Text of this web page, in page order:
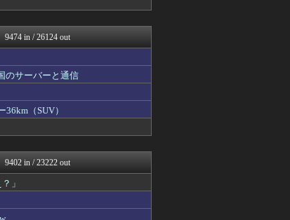
ルデンタイムズ
ケまとめ・COM
9474 in / 26124 out
のサーバーと通信
（SUV）
9402 in / 23222 out
」